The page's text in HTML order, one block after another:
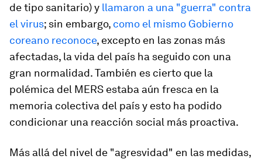
de tipo sanitario) y llamaron a una "guerra" contra
el virus; sin embargo, como el mismo Gobierno
coreano reconoce, excepto en las zonas más
afectadas, la vida del país ha seguido con una
gran normalidad. También es cierto que la
polémica del MERS estaba aún fresca en la
memoria colectiva del país y esto ha podido
condicionar una reacción social más proactiva.
Más allá del nivel de "agresvidad" en las medidas,